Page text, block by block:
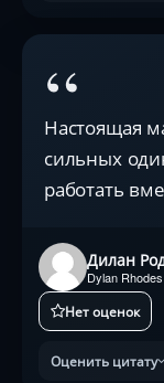
“
Настоящая
сильных
работать
Дилан
Dylan Rhodes
Нет оценок
Оценить цитату